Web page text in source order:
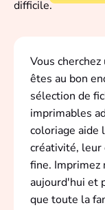
Vous
êtes au bon
sélection de
imprimables
coloriage aide
créativité,
fine. Imprimez
aujourd'hui et
que toute la